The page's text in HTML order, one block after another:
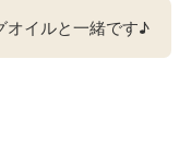
オイルと一緒です♪